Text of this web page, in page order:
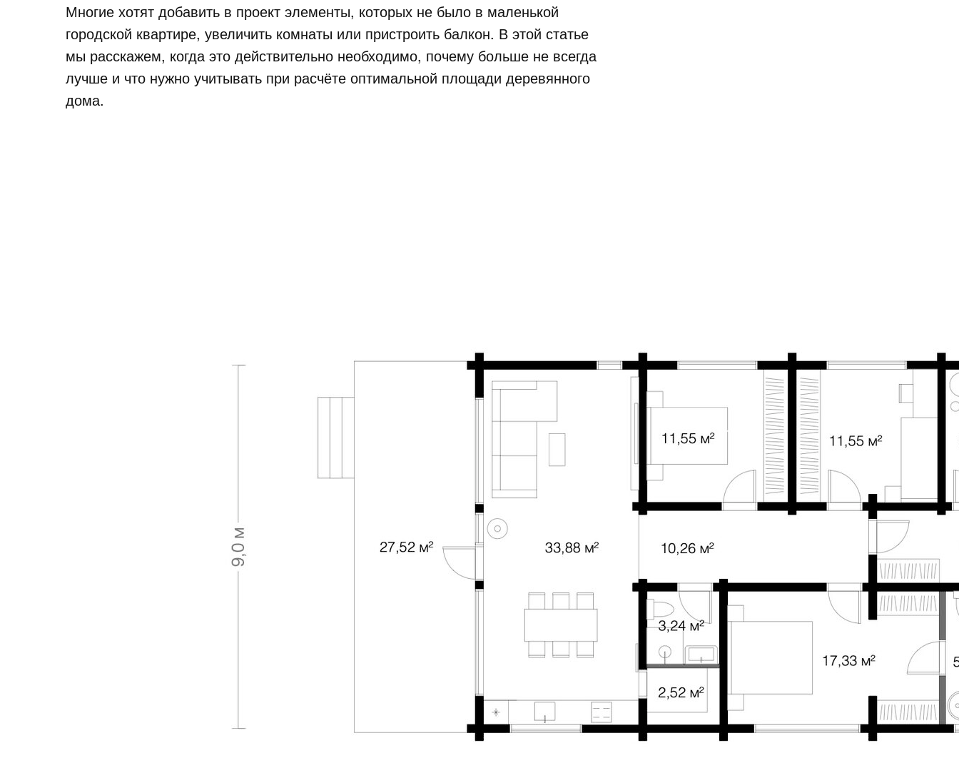
Многие хотят добавить в проект элементы, которых не было в маленькой
городской квартире, увеличить комнаты или пристроить балкон. В этой статье
мы расскажем, когда это действительно необходимо, почему больше не всегда
лучше и что нужно учитывать при расчёте оптимальной площади деревянного
дома.